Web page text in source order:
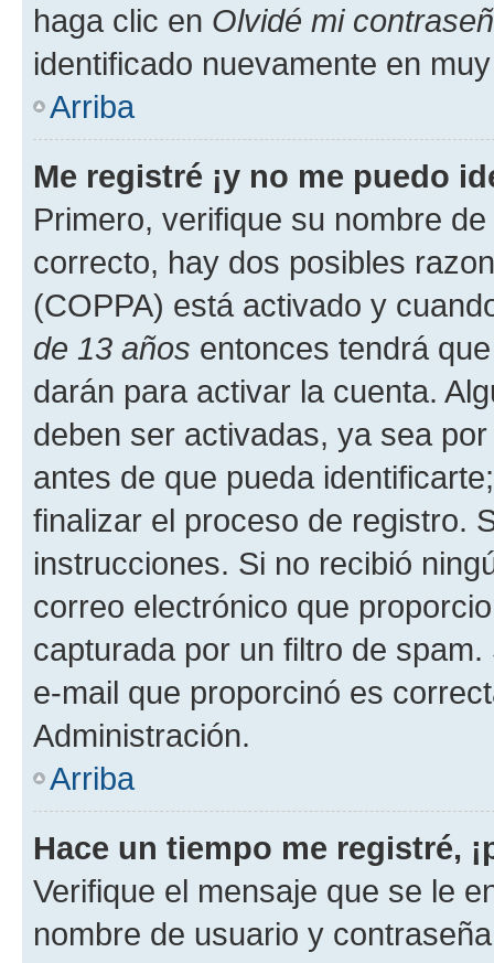
haga clic en Olvidé mi
identificado nuevamente en
Arriba
Me registré ¡y no me puedo
Primero, verifique su nombre
correcto, hay dos posibles
(COPPA) está activado y
de 13 años entonces tendrá
darán para activar la cuenta.
deben ser activadas, ya sea
antes de que pueda
finalizar el proceso de registro.
instrucciones. Si no recibió
correo electrónico que
capturada por un filtro de
e-mail que proporcinó es
Administración.
Arriba
Hace un tiempo me registré,
Verifique el mensaje que se le
nombre de usuario y